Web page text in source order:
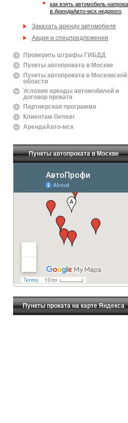
Как взять автомобиль напрокат
в АрендаАвто-мск недорого
Заказать аренду автомобиля
Акции и спецпредложения
Проверить штрафы ГИБДД
Пункты автопроката в Москве
Пункты автопроката в Московской
области
Условия аренды автомобилей и
договор проката
Партнерская программа
Клиентам Genser
АрендаАвто-мск
Пункты автопроката в Москве
Пункты проката на карте Яндекса